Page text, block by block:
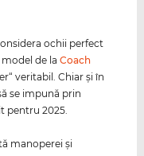
ochii perfect
model de laCoach
veritabil. Chiar şi în
se impună prin
pentru 2025.
manoperei şi